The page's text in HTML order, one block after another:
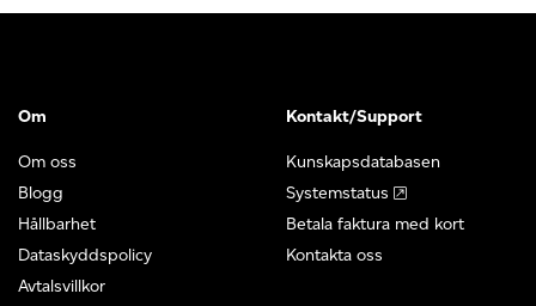
Om
Om oss
Blogg
Hållbarhet
Dataskyddspolicy
Avtalsvillkor
Kontakt/Support
Kunskapsdatabasen
Systemstatus
Betala faktura med kort
Kontakta oss